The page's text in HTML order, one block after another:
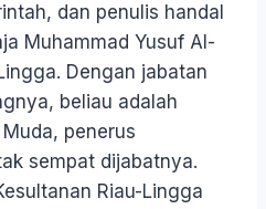
dan penulis handal
Muhammad Yusuf Al-
Dengan jabatan
beliau adalah
penerus
sempat dijabatnya.
Riau-Lingga